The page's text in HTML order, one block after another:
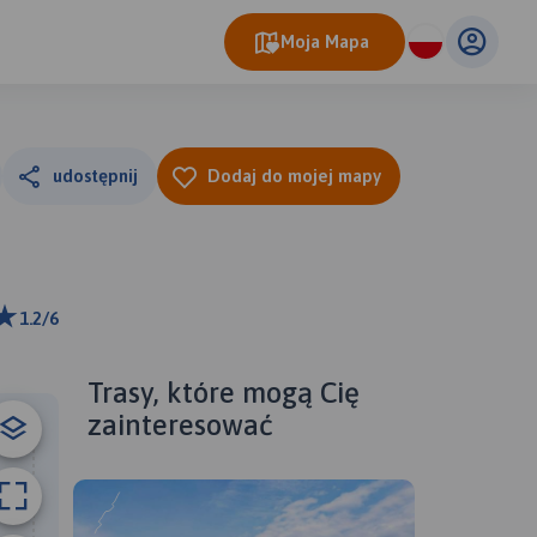
Moja Mapa
udostępnij Dodaj do mojej mapy
1.2/6
Trasy, które mogą Cię
zainteresować